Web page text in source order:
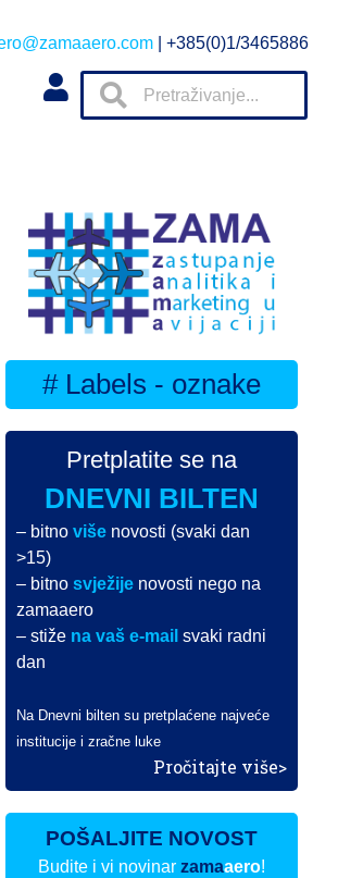
| +385(0)1/3465886
# Labels - oznake
Pretplatite se na
DNEVNI BILTEN
– bitnoviše novosti (svaki dan
>15)
– bitnosvježije novosti nego na
zamaaero
– stiže na vaš e-mail svaki radni
dan
Na Dnevni bilten su pretplaćene najveće
institucije i zračne luke
Pročitajte više>
POŠALJITE NOVOST
Budite i vi novinarzamaaero!